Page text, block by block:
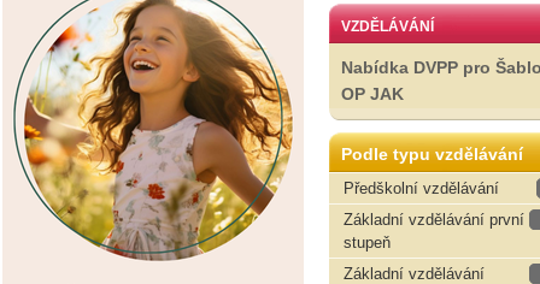
VZDĚLÁVÁNÍ
Nabídka DVPP pro
OP JAK
Podle typu vzdělávání
Předškolní vzdělávání
Základní vzdělávání první
stupeň
Základní vzdělávání